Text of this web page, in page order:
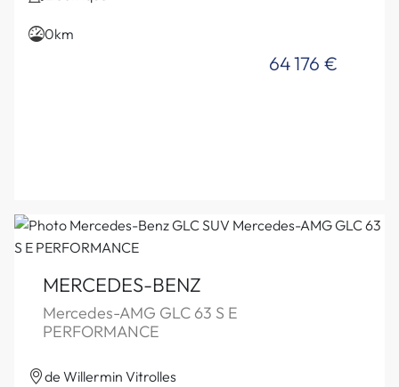
0km
64 176 €
MERCEDES-BENZ
Mercedes-AMG GLC 63 S E
PERFORMANCE
de Willermin Vitrolles